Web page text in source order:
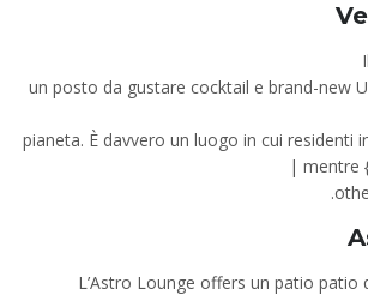
un posto da gustare cocktail e brand-new
pianeta. È davvero un luogo in cui residenti
mentre
L’Astro Lounge offers un patio